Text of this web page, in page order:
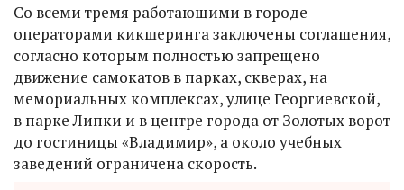
Со всеми тремя работающими в городе
операторами кикшеринга заключены соглашения,
согласно которым полностью запрещено
движение самокатов в парках, скверах, на
мемориальных комплексах, улице Георгиевской,
в парке Липки и в центре города от Золотых ворот
до гостиницы «Владимир», а около учебных
заведений ограничена скорость.